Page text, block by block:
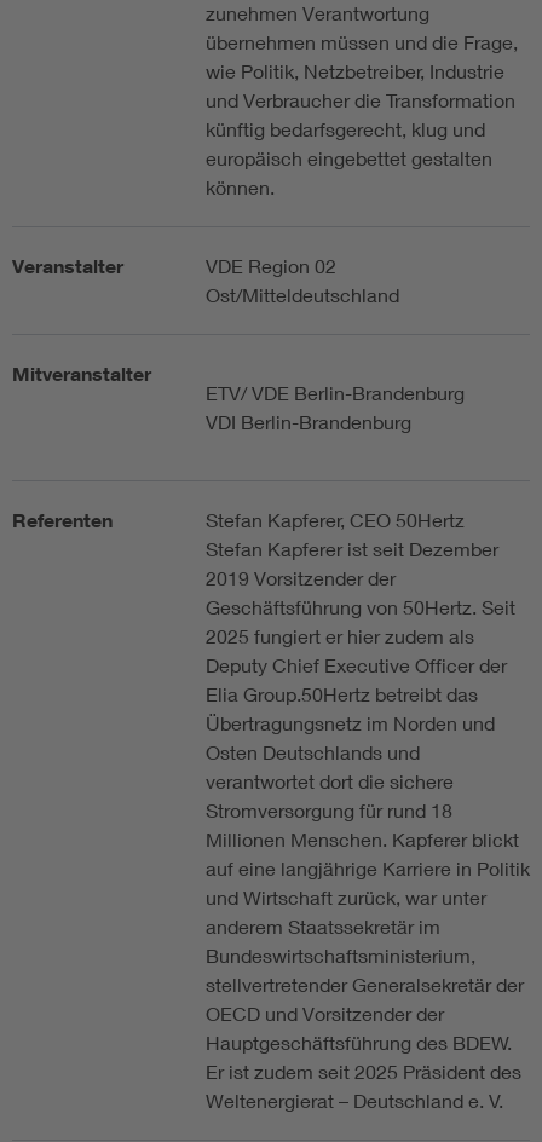
zunehmen Verantwortung
übernehmen müssen und die Frage,
wie Politik, Netzbetreiber, Industrie
und Verbraucher die Transformation
künftig bedarfsgerecht, klug und
europäisch eingebettet gestalten
können.
Veranstalter
VDE Region 02
Ost/Mitteldeutschland
Mitveranstalter
ETV/ VDE Berlin-Brandenburg
VDI Berlin-Brandenburg
Referenten
Stefan Kapferer, CEO 50Hertz
Stefan Kapferer ist seit Dezember
2019 Vorsitzender der
Geschäftsführung von 50Hertz. Seit
2025 fungiert er hier zudem als
Deputy Chief Executive Officer der
Elia Group.50Hertz betreibt das
Übertragungsnetz im Norden und
Osten Deutschlands und
verantwortet dort die sichere
Stromversorgung für rund 18
Millionen Menschen. Kapferer blickt
auf eine langjährige Karriere in Politik
und Wirtschaft zurück, war unter
anderem Staatssekretär im
Bundeswirtschaftsministerium,
stellvertretender Generalsekretär der
OECD und Vorsitzender der
Hauptgeschäftsführung des BDEW.
Er ist zudem seit 2025 Präsident des
Weltenergierat – Deutschland e. V.